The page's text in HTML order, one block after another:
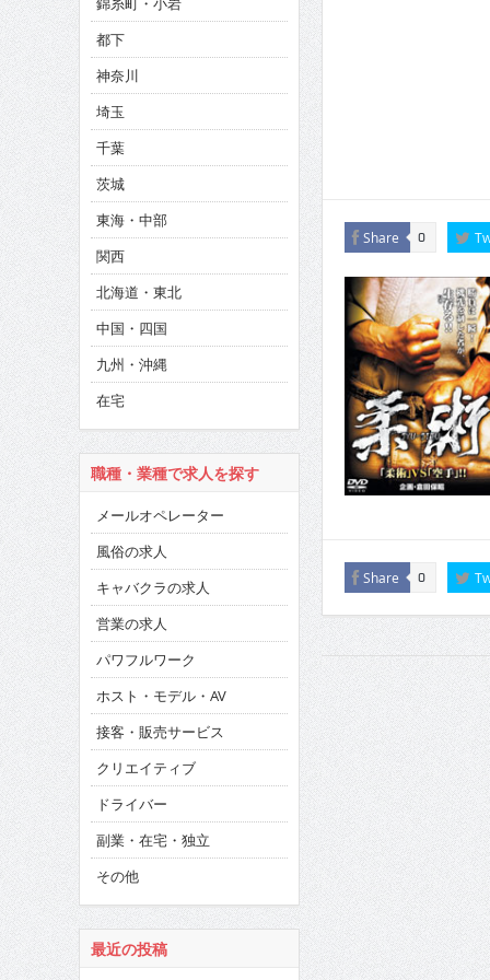
CINEMA×STYLE 286号
CINEMA×STYLE 285号
CINEMA×STYLE 294号
Share 0
Share 0
都下
神奈川
埼玉
千葉
茨城
東海・中部
関西
北海道・東北
中国・四国
九州・沖縄
在宅
職種・業種で求人を探す
メールオペレーター
風俗の求人
キャバクラの求人
営業の求人
パワフルワーク
ホスト・モデル・AV
接客・販売サービス
クリエイティブ
ドライバー
副業・在宅・独立
その他
最近の投稿